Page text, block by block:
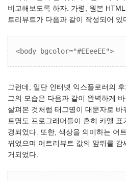
비교해보도록 하자. 가령, 원본
트리뷰트가 다음과 같이 작성되어 있
<body bgcolor="#EEeeEE">
그런데, 일단 인터넷 익스플로러의
그의 모습은 다음과 같이 완벽하게
살펴본 것처럼 태그명이 대문자로 바
트명도 프로그래머들이 흔히 카멜
경되었다. 또한, 색상을 의미하는 어
뀌었으며 어트리뷰트 값의 앞뒤를 감
거되었다.